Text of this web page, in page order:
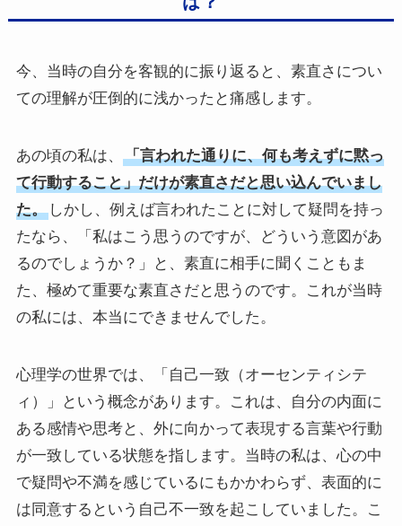
今、当時の自分を客観的に振り返ると、素直さについ
ての理解が圧倒的に浅かったと痛感します。
あの頃の私は、
「言われた通りに、何も考えずに黙っ
て行動すること」だけが素直さだと思い込んでいまし
た。しかし、例えば言われたことに対して疑問を持っ
たなら、「私はこう思うのですが、どういう意図があ
るのでしょうか？」と、素直に相手に聞くこともま
た、極めて重要な素直さだと思うのです。これが当時
の私には、本当にできませんでした。
心理学の世界では、「自己一致（オーセンティシテ
ィ）」という概念があります。これは、自分の内面に
ある感情や思考と、外に向かって表現する言葉や行動
が一致している状態を指します。当時の私は、心の中
で疑問や不満を感じているにもかかわらず、表面的に
は同意するという自己不一致を起こしていました。こ